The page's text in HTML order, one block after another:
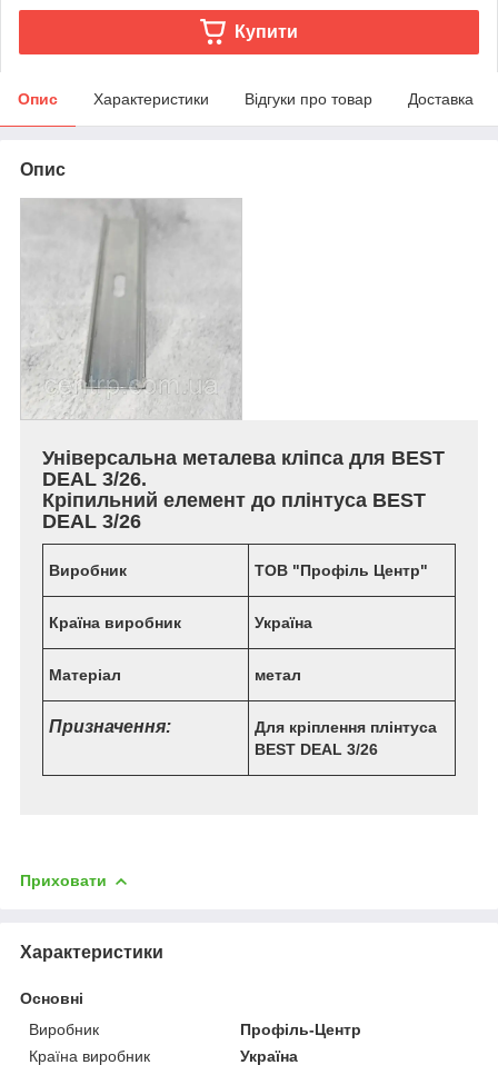
Купити
Опис Характеристики Відгуки про товар Доставка
Опис
Універсальна металева кліпса для BEST
DEAL 3/26.
Кріпильний елемент до плінтуса BEST
DEAL 3/26
Виробник ТОВ "Профіль Центр"
Країна виробник Україна
Матеріал метал
Призначення:
Для кріплення плінтуса
BEST DEAL 3/26
Приховати
Характеристики
Основні
Виробник
Профіль-Центр
Країна виробник
Україна